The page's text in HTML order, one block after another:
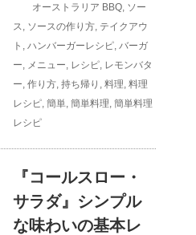
オーストラリア BBQ, ソー
ス, ソースの作り方, テイクアウ
ト , ハンバーガーレシピ, バーガ
ー, メニュー, レシピ, レモンバタ
ー, 作り方, 持ち帰り , 料理, 料理
レシピ, 簡単, 簡単料理, 簡単料理
レシピ
『コールスロー・
サラダ』シンプル
な味わいの基本レ